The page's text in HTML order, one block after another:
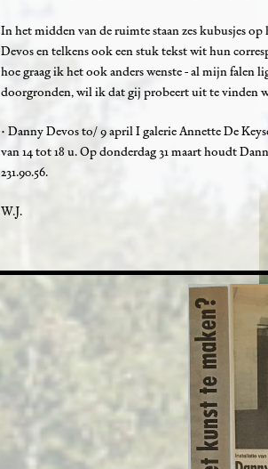
In het midden van de ruimte staan zes kubusjes
Devos en telkens ook een stuk tekst wit hun
hoe graag ik het ook anders wenste - al mijn falen
doorgronden, wil ik dat gij probeert uit te vinden
• Danny Devos to/ 9 april I galerie Annette De
van 14 tot 18 u. Op donderdag 31 maart houdt
231.90.56.
W.J.